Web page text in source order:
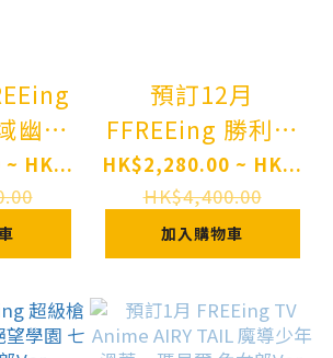
Ver.
HK...
預訂12月
FFREEing 勝利女
神：妮姬 貝伊 閃
耀兔Ver. Pre-
order
HK$2,280.00 ~ HK...
HK$4,400.00
加入購物車